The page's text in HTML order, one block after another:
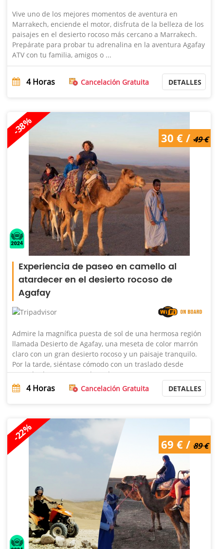
Vive uno de los mejores momentos de aventura en
Marrakech, enciende el motor, disfruta de la belleza de los
paisajes en el desierto rocoso más cercano a Marrakech.
Prepárate para probar tu adrenalina en la aventura Agafay
ATV con tu familia, amigos o ...
4Horas Cancelación Gratuita DETALLES
-38%
30 € / 49 €
Experiencia de paseo en camello al
atardecer en el desierto rocoso de
Agafay
Admire la magnífica puesta de sol de una hermosa región
llamada Desierto de Agafay, una meseta de color marrón
claro con un gran desierto rocoso y un paisaje tranquilo.
Por la tarde, siéntase cómodo con un traslado desde
Marrakech, encuentre al condu ...
4Horas Cancelación Gratuita DETALLES
-22%
69 € / 89 €